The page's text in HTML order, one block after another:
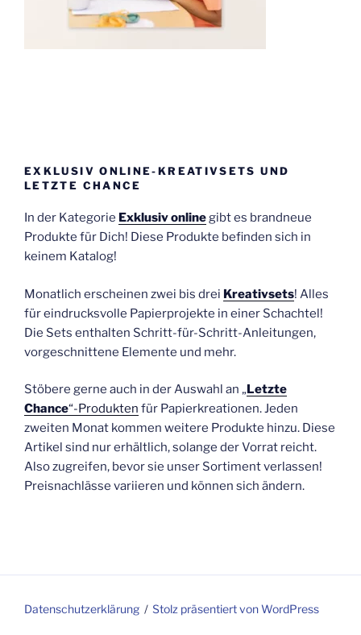
EXKLUSIV ONLINE-KREATIVSETS UND
LETZTE CHANCE
In der Kategorie Exklusiv onlinegibt es brandneue
Produkte für Dich! Diese Produkte befinden sich in
keinem Katalog!
Monatlich erscheinen zwei bis drei Kreativsets! Alles
für eindrucksvolle Papierprojekte in einer Schachtel!
Die Sets enthalten Schritt-für-Schritt-Anleitungen,
vorgeschnittene Elemente und mehr.
Stöbere gerne auch in der Auswahl an „Letzte
Chance“-Produkten für Papierkreationen. Jeden
zweiten Monat kommen weitere Produkte hinzu. Diese
Artikel sind nur erhältlich, solange der Vorrat reicht.
Also zugreifen, bevor sie unser Sortiment verlassen!
Preisnachlässe variieren und können sich ändern.
Datenschutzerklärung Stolz präsentiert von WordPress